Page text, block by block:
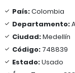
País:Colombia
Departamento:
Ciudad:Medellín
Código: 748839
Estado:Usado